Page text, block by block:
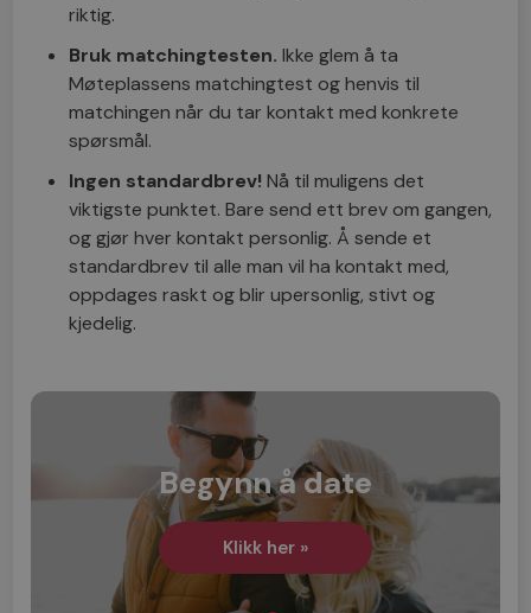
riktig.
Bruk matchingtesten. Ikke glem å ta
Møteplassens matchingtest og henvis til
matchingen når du tar kontakt med konkrete
spørsmål.
Ingen standardbrev! Nå til muligens det
viktigste punktet. Bare send ett brev om gangen,
og gjør hver kontakt personlig. Å sende et
standardbrev til alle man vil ha kontakt med,
oppdages raskt og blir upersonlig, stivt og
kjedelig.
Begynn å date
Klikk her »